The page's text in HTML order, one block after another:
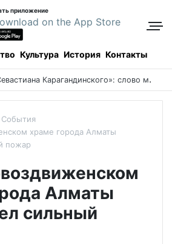
приложение
Культура История Контакты
«Верный ученик Севастиана Карагандинского»: слово митрополита Александра о почившем схиархимандрите Пахомии
События
храме города Алматы
пожар
Алматы
сильный